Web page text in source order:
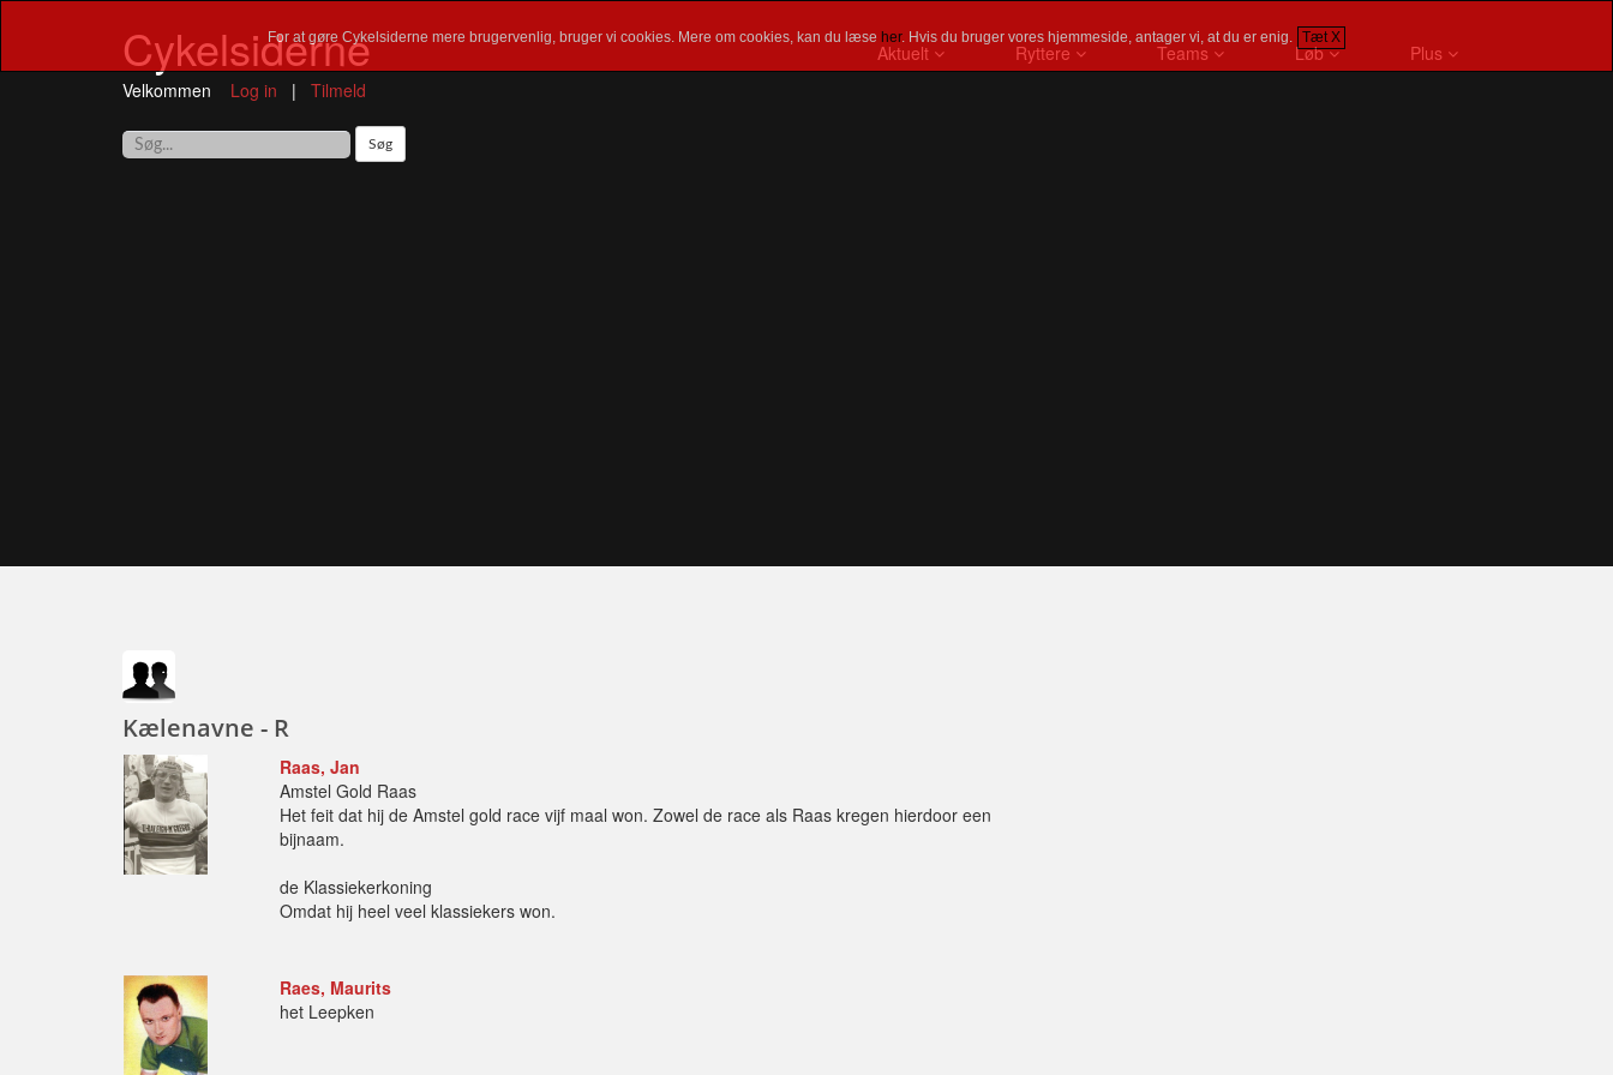
For at gøre Cykelsiderne mere brugervenlig, bruger vi cookies. Mere om cookies, kan du læse her. Hvis du bruger vores hjemmeside, antager vi, at du er enig. Tæt X
Cykelsiderne
Velkommen Log in | Tilmeld
Aktuelt Ryttere Teams Løb Plus
Kælenavne - R
Raas, Jan
Amstel Gold Raas
Het feit dat hij de Amstel gold race vijf maal won. Zowel de race als Raas kregen hierdoor een
bijnaam.
de Klassiekerkoning
Omdat hij heel veel klassiekers won.
Raes, Maurits
het Leepken